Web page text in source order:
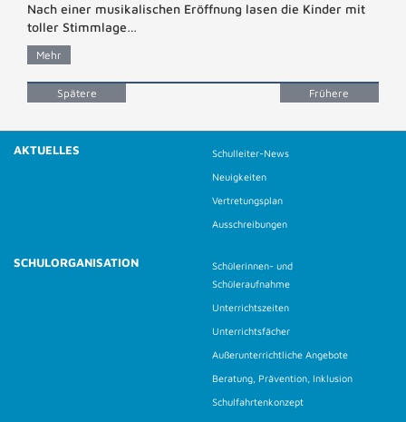
Nach einer musikalischen Eröffnung lasen die Kinder mit
toller Stimmlage…
Mehr
Spätere
Frühere
AKTUELLES
Schulleiter-News
Neuigkeiten
Vertretungsplan
Ausschreibungen
SCHULORGANISATION
Schülerinnen- und
Schüleraufnahme
Unterrichtszeiten
Unterrichtsfächer
Außerunterrichtliche Angebote
Beratung, Prävention, Inklusion
Schulfahrtenkonzept